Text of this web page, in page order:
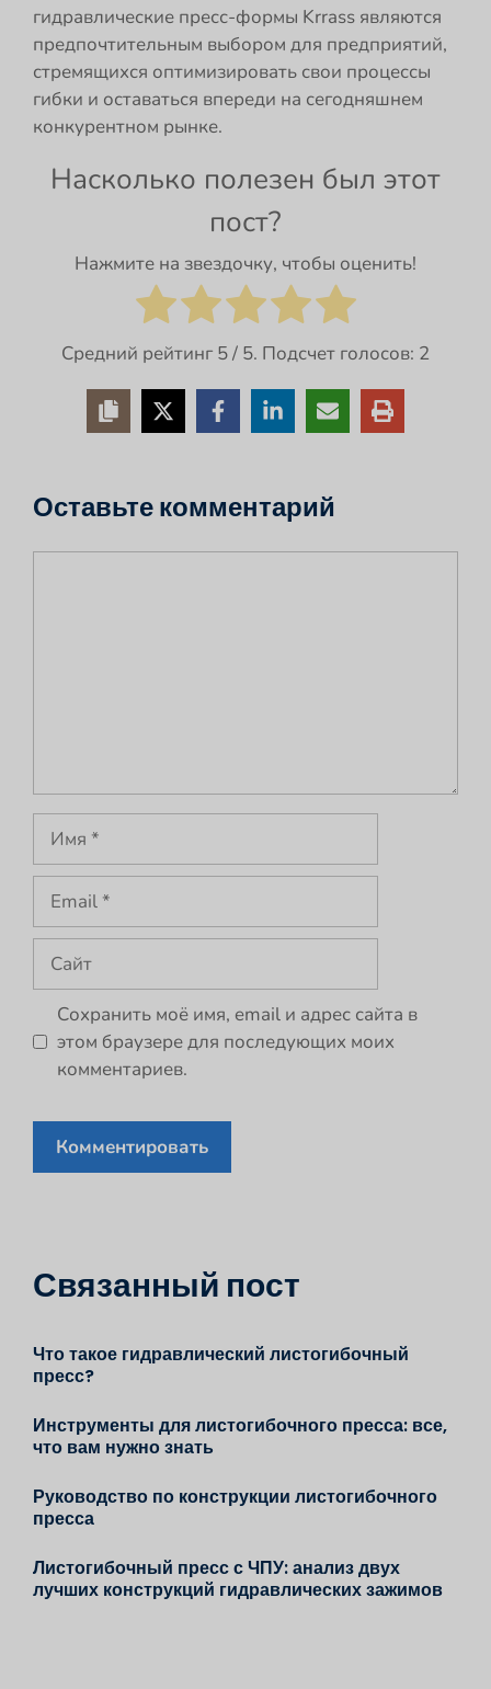
гидравлические пресс-формы Krrass являются
предпочтительным выбором для предприятий,
стремящихся оптимизировать свои процессы
гибки и оставаться впереди на сегодняшнем
конкурентном рынке.
Насколько полезен был этот
пост?
Нажмите на звездочку, чтобы оценить!
Средний рейтинг 5/ 5. Подсчет голосов: 2
Оставьте комментарий
Имя
Email
Сайт
Сохранить моё имя, email и адрес сайта в
этом браузере для последующих моих
комментариев.
Связанный пост
Что такое гидравлический листогибочный
пресс?
Инструменты для листогибочного пресса: все,
что вам нужно знать
Руководство по конструкции листогибочного
пресса
Листогибочный пресс с ЧПУ: анализ двух
лучших конструкций гидравлических зажимов